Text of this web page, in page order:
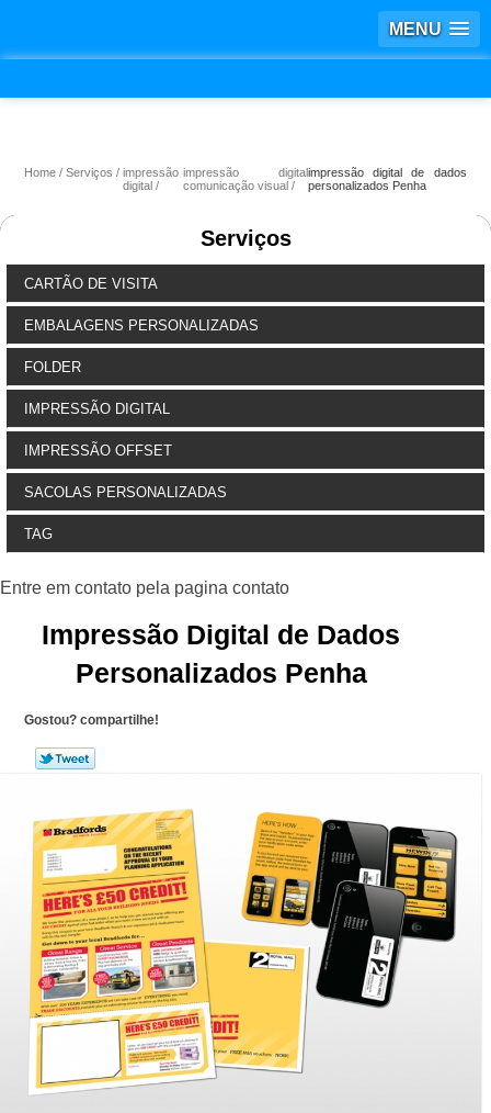
MENU
Home Serviços
impressão
digital
impressão digital
comunicação visual
impressão digital de dados
personalizados Penha
Serviços
CARTÃO DE VISITA
EMBALAGENS PERSONALIZADAS
FOLDER
IMPRESSÃO DIGITAL
IMPRESSÃO OFFSET
SACOLAS PERSONALIZADAS
TAG
Impressão Digital de Dados
Personalizados Penha
Gostou? compartilhe!